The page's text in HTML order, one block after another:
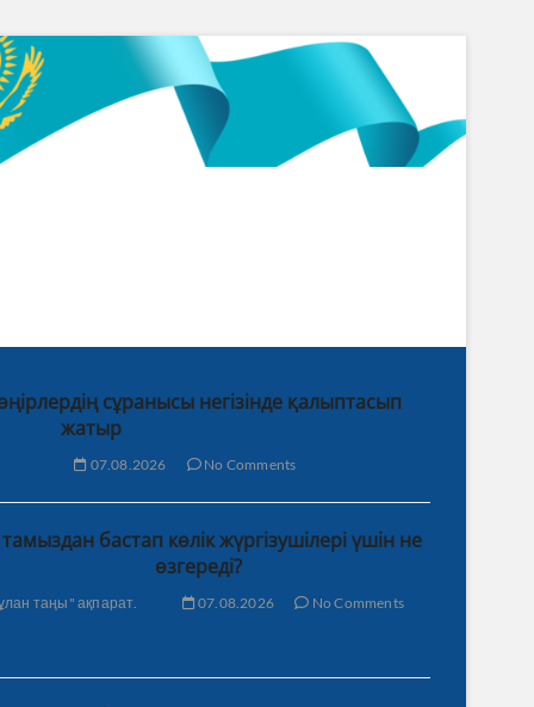
сұранысы негізінде қалыптасып
жатыр
07.08.2026 No Comments
бастап көлік жүргізушілері үшін не
өзгереді?
таңы" ақпарат. 07.08.2026 No Comments